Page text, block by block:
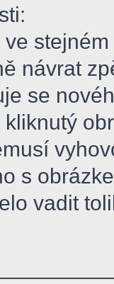
ve
návrat
se
kliknutý
s
vadit